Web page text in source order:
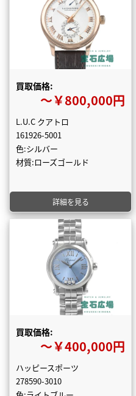
買取価格:
〜￥800,000円
L.U.C クアトロ
161926-5001
色:シルバー
材質:ローズゴールド
詳細を見る
買取価格:
〜￥400,000円
ハッピースポーツ
278590-3010